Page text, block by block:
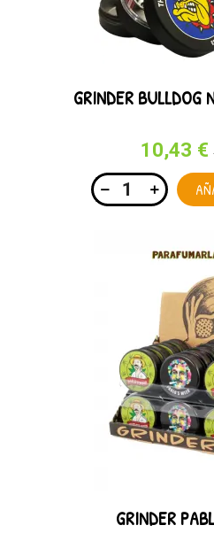
GRINDER BULLDOG
10,43 €
GRINDER